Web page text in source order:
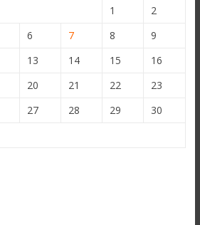
1
2
6 7 8
9
13 14 15
16
20 21 22
23
27 28 29
30